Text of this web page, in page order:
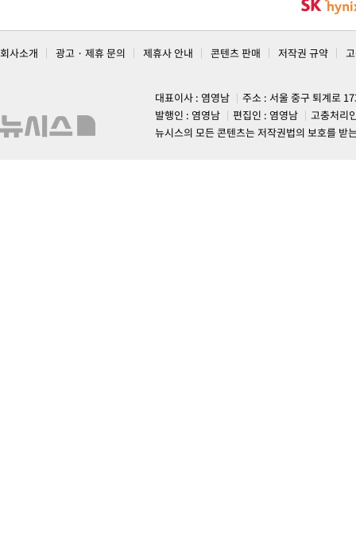
회사소개 광고 · 제휴 문의 제휴사 안내 콘텐츠 판매 저작권 규약
대표이사 : 염영남
주소 : 서울 중구 퇴계로
발행인 : 염영남
편집인 : 염영남
고충처리
뉴시스의 모든 콘텐츠는 저작권법의 보호를